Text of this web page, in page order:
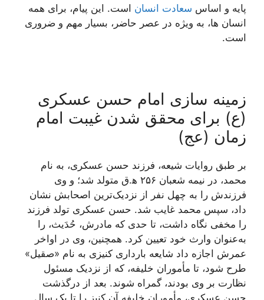
پایه و اساس سعادت انسان است. این پیام، برای همه
انسان ها، به ویژه در عصر حاضر، بسیار مهم و ضروری
است.
زمینه سازی امام حسن عسکری
(ع) برای محقق شدن غیبت امام
زمان (عج)
بر طبق روایات شیعه، فرزند حسن عسکری، به نام
محمد، در نیمه شعبان ۲۵۶ ه‍.ق متولد شد؛ و وی
فرزندش را به چهل نفر از نزدیک‌ترین اصحابش نشان
داد، سپس محمد غایب شد. حسن عسکری تولد فرزند
را مخفی نگاه داشت، تا حدی که مادرش، حُدَیث، را
به‌عنوان وارث خود تعیین کرد. همچنین، وی در اواخر
عمرش اجازه داد شایعه بارداری کنیزی به نام «صقیل»
طرح شود، تا مأموران خلیفه، که از نزدیک مسئول
نظارت بر وی بودند، گمراه شوند. بعد از درگذشت
حسن عسکری، مأموران خلیفه آن کنیز را تا یک سال